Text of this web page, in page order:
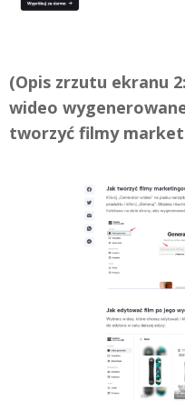
(Opis zrzutu ekranu
wideo
tworzyć filmy